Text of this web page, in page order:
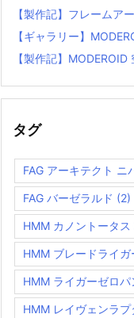
【製作記】フレームア
【ギャラリー】
【製作記】
タグ
FAG アーキテクト ニ
FAG バーゼラルド (2)
HMM カノントータス
HMM ブレードライガ
HMM ライガーゼロパ
HMM レイヴェンラプ